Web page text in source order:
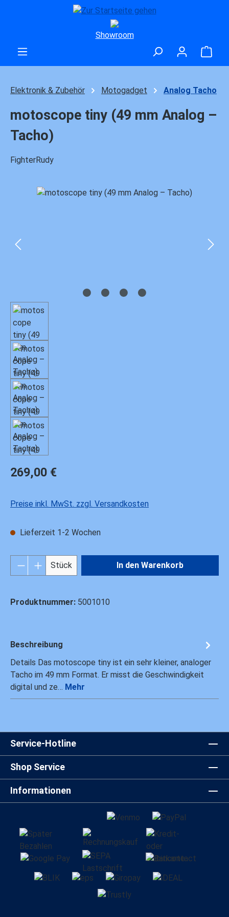
Zum Hauptinhalt springen
Showroom
Elektronik & Zubehör Motogadget Analog Tacho
motoscope tiny (49 mm Analog –
Tacho)
FighterRudy
Bildergalerie überspringen
Regulärer Preis:
269,00 €
Preise inkl. MwSt. zzgl. Versandkosten
Lieferzeit 1-2 Wochen
Produkt Anzahl: Gib den gewünschten
Stück In den Warenkorb
Produktnummer: 5001010
Beschreibung
Details Das motoscope tiny ist ein sehr kleiner, analoger
Tacho im 49 mm Format. Er misst die Geschwindigkeit
digital und ze… Mehr
Service-Hotline
Shop Service
Informationen